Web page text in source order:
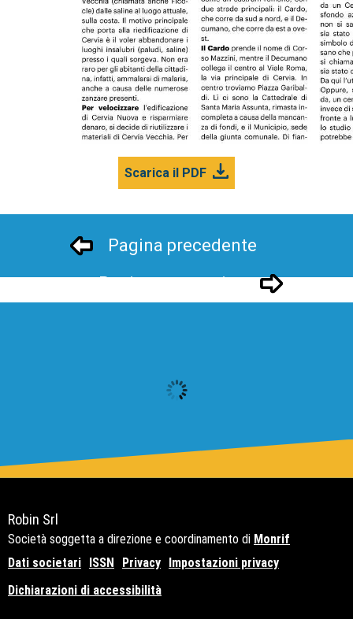
Scarica il PDF
Pagina precedente
Pagina successivo
Robin Srl
Società soggetta a direzione e coordinamento di Monrif
Dati societari
ISSN Privacy
Impostazioni privacy
Dichiarazioni di accessibilità